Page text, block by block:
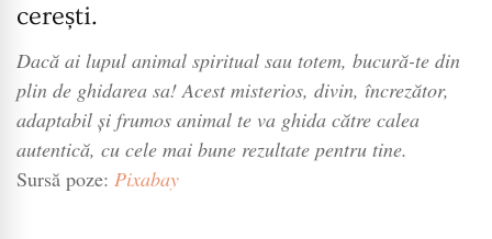
cerești.
Dacă ai lupul animal spiritual sau totem, bucură-te din
plin de ghidarea sa! Acest misterios, divin, încrezător,
adaptabil și frumos animal te va ghida către calea
autentică, cu cele mai bune rezultate pentru tine.
Sursă poze: Pixabay